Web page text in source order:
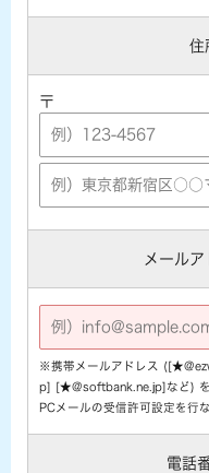
住
〒
メールア
※携帯メールアドレス
p] [★@softbank.ne.jp]など) を
PCメールの受信許可設定を行
電話